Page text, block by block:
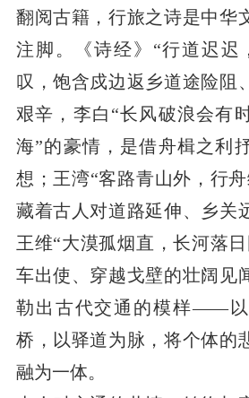
翻阅古籍，行旅之诗是中华
注脚。《诗经》“行道迟迟
叹，饱含戍边返乡道途险阻
艰辛，李白“长风破浪会有
海”的豪情，是借舟楫之利
想；王湾“客路青山外，行舟
藏着古人对道路延伸、乡关
王维“大漠孤烟直，长河落
车出使、穿越戈壁的壮阔见
勒出古代交通的模样——以
桥，以驿道为脉，将个体的
融为一体。